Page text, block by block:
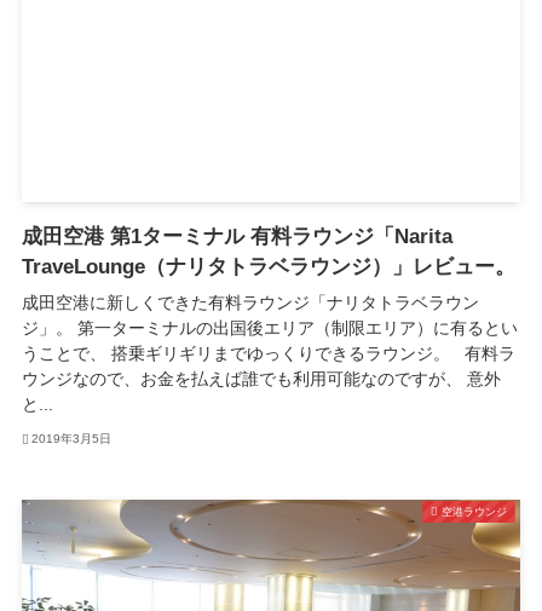
成田空港 第1ターミナル 有料ラウンジ「Narita
TraveLounge（ナリタトラベラウンジ）」レビュー。
成田空港に新しくできた有料ラウンジ「ナリタトラベラウン
ジ」。 第一ターミナルの出国後エリア（制限エリア）に有るとい
うことで、 搭乗ギリギリまでゆっくりできるラウンジ。 有料ラ
ウンジなので、お金を払えば誰でも利用可能なのですが、 意外
と...
2019年3月5日
空港ラウンジ